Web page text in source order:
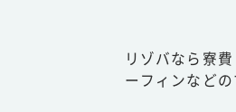
リゾバなら寮
ーフィンなど